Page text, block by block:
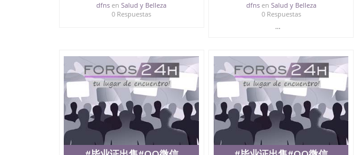
dfns enSalud y Belleza
0 Respuestas
dfnsen Salud y Belleza
0 Respuestas
...